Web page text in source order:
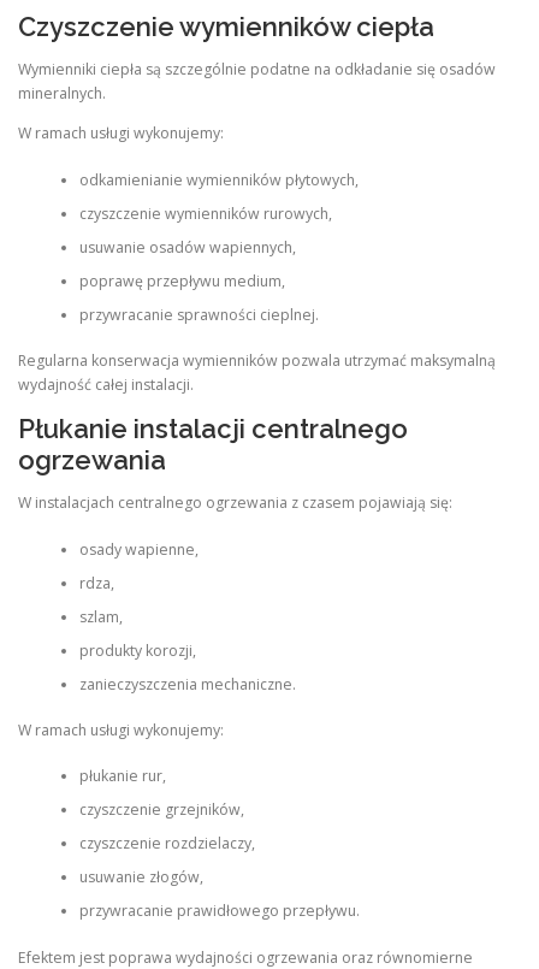
Czyszczenie wymienników ciepła
Wymienniki ciepła są szczególnie podatne na odkładanie się osadów
mineralnych.
W ramach usługi wykonujemy:
odkamienianie wymienników płytowych,
czyszczenie wymienników rurowych,
usuwanie osadów wapiennych,
poprawę przepływu medium,
przywracanie sprawności cieplnej.
Regularna konserwacja wymienników pozwala utrzymać maksymalną
wydajność całej instalacji.
Płukanie instalacji centralnego
ogrzewania
W instalacjach centralnego ogrzewania z czasem pojawiają się:
osady wapienne,
rdza,
szlam,
produkty korozji,
zanieczyszczenia mechaniczne.
W ramach usługi wykonujemy:
płukanie rur,
czyszczenie grzejników,
czyszczenie rozdzielaczy,
usuwanie złogów,
przywracanie prawidłowego przepływu.
Efektem jest poprawa wydajności ogrzewania oraz równomierne